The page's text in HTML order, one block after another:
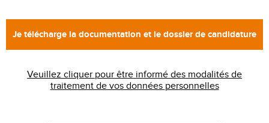
Veuillez cliquer pour être informé des modalités de
traitement de vos données personnelles